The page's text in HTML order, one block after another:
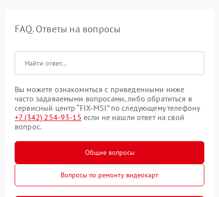
FAQ. Ответы на вопросы
Вы можете ознакомиться с приведенными ниже
часто задаваемыми вопросами, либо обратиться в
сервисный центр “FIX-MSI” по следующему телефону
+7 (342) 254-93-15 если не нашли ответ на свой
вопрос.
Общие вопросы
Вопросы по ремонту видеокарт